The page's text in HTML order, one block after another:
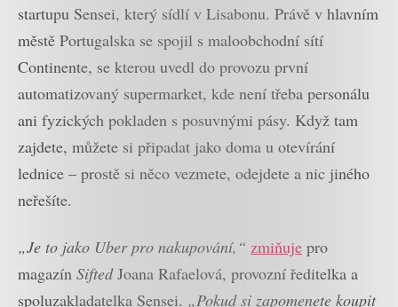
startupu Sensei, který sídlí v Lisabonu. Právě v hlavním
městě Portugalska se spojil s maloobchodní sítí
Continente, se kterou uvedl do provozu první
automatizovaný supermarket, kde není třeba personálu
ani fyzických pokladen s posuvnými pásy. Když tam
zajdete, můžete si připadat jako doma u otevírání
lednice – prostě si něco vezmete, odejdete a nic jiného
neřešíte.
„Je to jako Uber pro nakupování,“ zmiňuje pro
magazín SiftedJoana Rafaelová, provozní ředitelka a
spoluzakladatelka Sensei. „Pokud si zapomenete koupit